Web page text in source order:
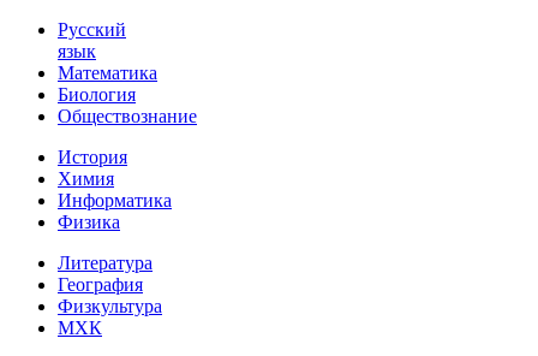
Русский
язык
Математика
Биология
Обществознание
История
Химия
Информатика
Физика
Литература
География
Физкультура
МХК